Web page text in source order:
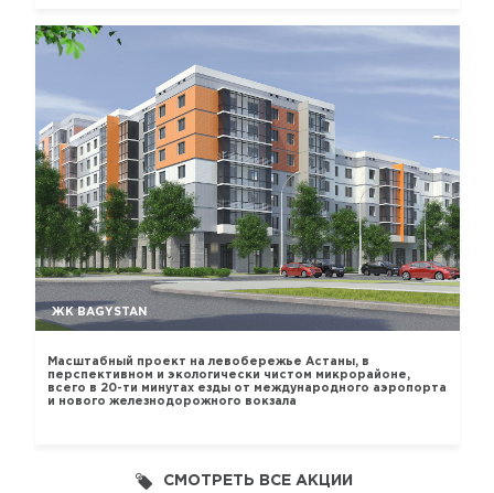
ЖК BAGYSTAN
Масштабный проект на левобережье Астаны, в
перспективном и экологически чистом микрорайоне,
всего в 20-ти минутах езды от международного аэропорта
и нового железнодорожного вокзала
СМОТРЕТЬ ВСЕ АКЦИИ